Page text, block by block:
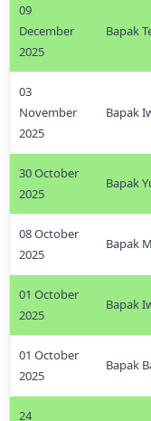
09
December
2025
Bapak
03
November
2025
Bapak
30 October
2025
Bapak
08 October
2025
Bapak
01 October
2025
Bapak
01 October
2025
Bapak
24